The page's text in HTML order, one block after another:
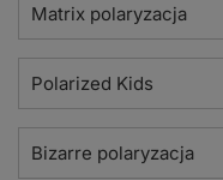
Matrix polaryzacja
Polarized Kids
Bizarre polaryzacja